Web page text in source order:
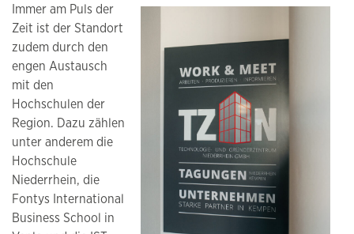
Immer am Puls der
Zeit ist der Standort
zudem durch den
engen Austausch
mit den
Hochschulen der
Region. Dazu zählen
unter anderem die
Hochschule
Niederrhein, die
Fontys International
Business School in